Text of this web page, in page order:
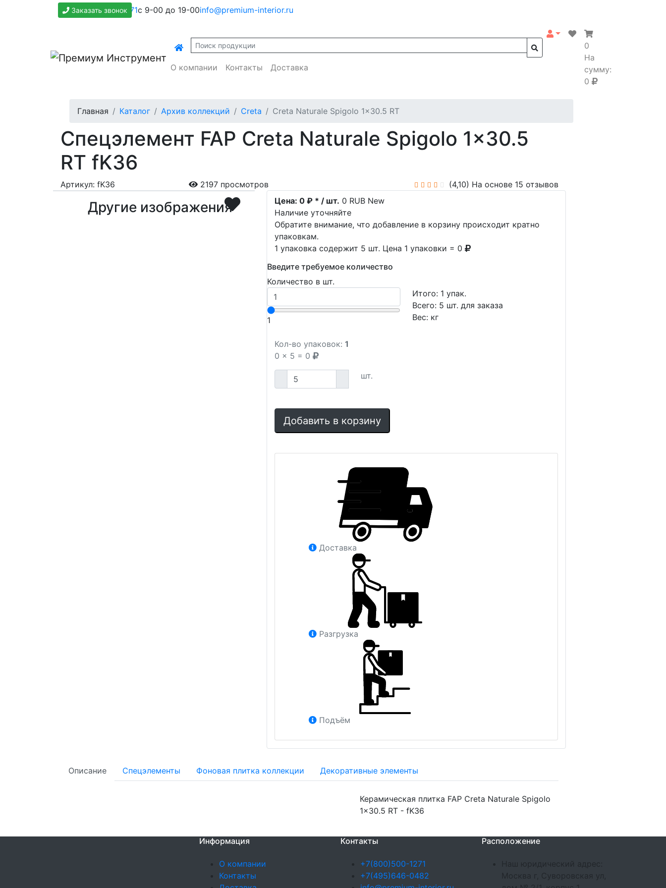
+7(800)500-1271с 9-00 до 19-00info@premium-interior.ru
Заказать звонок
О компании Контакты Доставка
0
На
сумму:
0
Главная Каталог Архив коллекций Creta Creta Naturale Spigolo 1x30.5 RT
Спецэлемент FAP Creta Naturale Spigolo 1x30.5
RT fK36
Артикул: fK36 2197 просмотров (4,10) На основе 15 отзывов
Другие изображения Цена: 0 ₽ * / шт. 0 RUB New
Наличие уточняйте
Обратите внимание, что добавление в корзину происходит кратно
упаковкам.
1 упаковка содержит 5 шт. Цена 1 упаковки = 0
Введите требуемое количество
Количество в шт.
1
Итого: 1 упак.
Всего: 5 шт. для заказа
Вес: кг
Кол-во упаковок: 1
0 x 5 = 0
шт.
Добавить в корзину
Доставка
Разгрузка
Подъём
Описание Спецэлементы Фоновая плитка коллекции Декоративные элементы
Керамическая плитка FAP Creta Naturale Spigolo
1x30.5 RT - fK36
Информация
О компании
Контакты
Контакты
+7(800)500-1271
+7(495)646-0482
Расположение
Наш юридический адрес:
Москва г, Суворовская ул,